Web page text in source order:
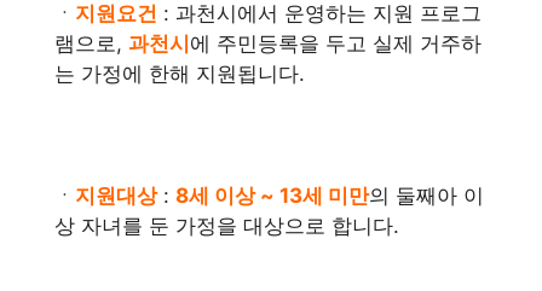
ㆍ 지원요건 : 과천시에서 운영하는 지원 프로그
램으로, 과천시 에 주민등록을 두고 실제 거주하
는 가정에 한해 지원됩니다.
ㆍ 지원대상: 8세 이상 ~ 13세 미만의 둘째아 이
상 자녀를 둔 가정을 대상으로 합니다.